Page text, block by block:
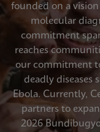
founded on a
molecular
commitment
reaches
our commitment
deadly diseases
Ebola. Currently,
partners to
2026